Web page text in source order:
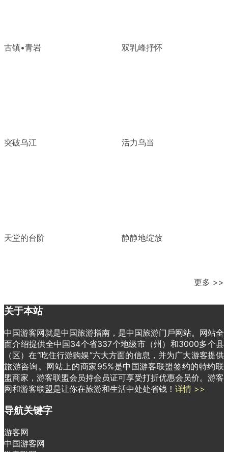
古镇•青岩 双乳峰抒怀
突破乌江 活力乌当
天堂的台阶 静静地绽放
更多 >>
关于本站
中国游客网就是中国旅游指南，是中国旅游门戶网站。网站全
面介绍提供全中国34个省337个地级市（州）和3000多个县
（区）在“吃住行游购娱”六大方面的信息，并为广大游客提供
旅游咨询。网站上的商家95%是中国游客联盟签约的特约联
盟商家，游客联盟会员持会员证可享受打折优惠会员价。游客
网和游客联盟是让你在旅游和生活中处处省钱！ 详情 >>
导航关键字
游客网
中国游客网